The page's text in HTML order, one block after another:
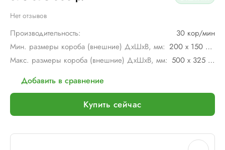
Нет отзывов
Производительность:
30 кор/мин
Мин. размеры короба (внешние) ДхШхВ, мм:
200 х 150 х 150 (высота с клапаном)
Макс. размеры короба (внешние) ДхШхВ, мм:
500 х 325 х 520 (высота с клапаном)
Добавить в сравнение
Купить сейчас